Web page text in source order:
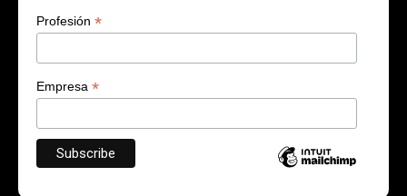
Profesión *
Empresa *